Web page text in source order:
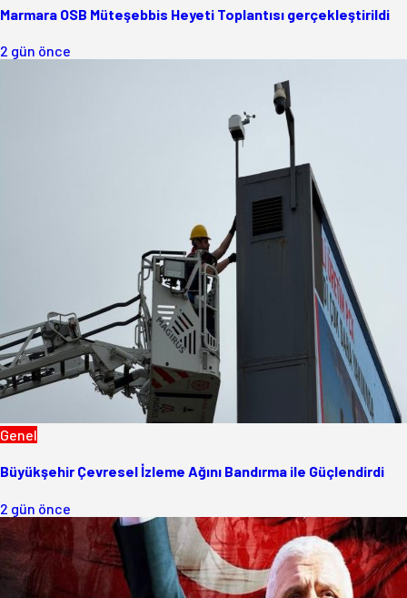
Marmara OSB Müteşebbis Heyeti Toplantısı gerçekleştirildi
2 gün önce
Genel
Büyükşehir Çevresel İzleme Ağını Bandırma ile Güçlendirdi
2 gün önce